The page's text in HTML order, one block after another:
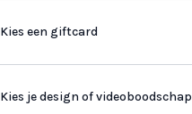
Kies een giftcard
Kies je design of videoboodschap